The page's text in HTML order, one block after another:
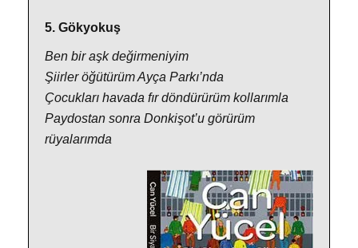
5. Gökyokuş
Ben bir aşk değirmeniyim
Şiirler öğütürüm Ayça Parkı’nda
Çocukları havada fır döndürürüm kollarımla
Paydostan sonra Donkişot’u görürüm
rüyalarımda